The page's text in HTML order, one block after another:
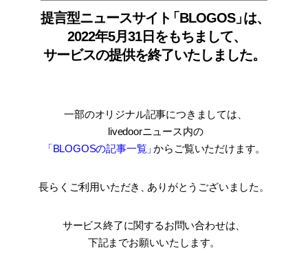
提言型ニュースサイ ト「BLOGOS」は、
2022年5月31日をもちまして、
サービスの提供を終了いたしました。
一部のオリジナル記事につきましては
livedoorニュース内の
「BLOGOSの記事一覧」からご覧いただけます。
長らくご利用いただき ありがとうございました。
サービス終了に関するお問い合わせは、
下記までお願いいたします。